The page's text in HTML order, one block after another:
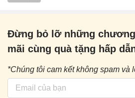
Đừng bỏ lỡ những
mãi cùng quà tặng hấp
*Chúng tôi cam kết không spam và